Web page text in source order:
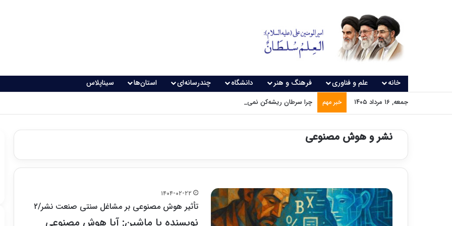
خانه علم و فناوری فرهنگ و هنر دانشگاه چندرسانه‌ای استان‌ها سیناپلاس
جمعه, ۱۶ مرداد ۱۴۰۵ خبر مهم چرا سرطان ریشه‌کن نمی‌شود؟
نشر و هوش مصنوعی
۱۴۰۴-۰۲-۲۲
تأثیر هوش مصنوعی بر مشاغل سنتی صنعت نشر/۲
نویسنده یا ماشین: آیا هوش مصنوعی